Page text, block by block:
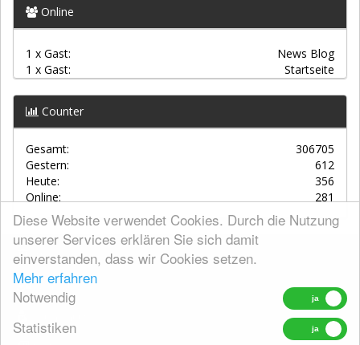
Diese Website verwendet Cookies. Durch die Nutzung
unserer Services erklären Sie sich damit
einverstanden, dass wir Cookies setzen.
Mehr erfahren
Notwendig
Statistiken
Online
1 x Gast:
News Blog
1 x Gast:
Startseite
Counter
Gesamt:
306705
Gestern:
612
Heute:
356
Online:
281
AGBs
Kontakt